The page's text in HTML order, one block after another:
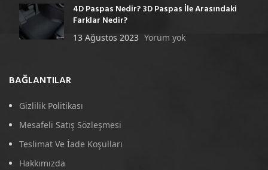
4D Paspas Nedir? 3D Paspas İle Arasındaki
Farklar Nedir?
13 Ağustos 2023 Yorum yok
BAĞLANTILAR
Gizlilik Politikası
Mesafeli Satış Sözleşmesi
Teslimat Ve İade Koşulları
Hakkımızda